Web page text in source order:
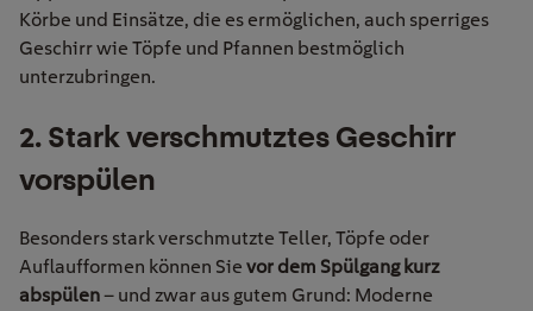
Körbe und Einsätze, die es ermöglichen, auch sperriges
Geschirr wie Töpfe und Pfannen bestmöglich
unterzubringen.
2. Stark verschmutztes Geschirr
vorspülen
Besonders stark verschmutzte Teller, Töpfe oder
Auflaufformen können Sie vor dem Spülgang kurz
abspülen– und zwar aus gutem Grund: Moderne